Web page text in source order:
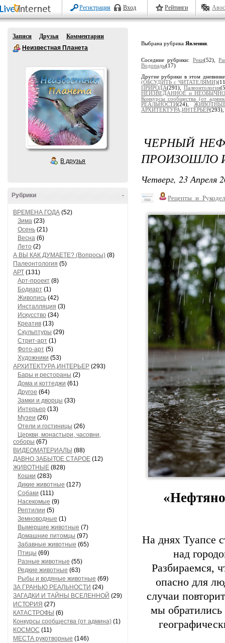
Регистрация Вход Рейтинги
Записи Друзья
Комментарии
Неизвестная Планета
В друзья
-
Рубрики
ВРЕМЕНА ГОДА (52)
Зима (23)
Осень (21)
Весна (6)
Лето (2)
А ВЫ КАК ДУМАЕТЕ? (Вопросы) (8)
Палеонтология (5)
АРТ (131)
Арт-проект (8)
Бодиарт (1)
Живопись (42)
Инсталляция (3)
Искусство (34)
Креатив (13)
Скульптуры (29)
Стрит-арт (1)
Фото-арт (5)
Художники (53)
АРХИТЕКТУРА,ИНТЕРЬЕР (293)
Бары и рестораны (2)
Дома и коттеджи (61)
Другое (64)
Замки и дворцы (33)
Интерьер (13)
Музеи (26)
Отели и гостиницы (26)
Церкви, монастыри, часовни,
соборы (67)
ВИДЕОМАТЕРИАЛЫ (88)
ДАВНО ЗАБЫТОЕ СТАРОЕ (12)
ЖИВОТНЫЕ (828)
Кошки (283)
Дикие животные (127)
Собаки (111)
Насекомые (9)
Рептилии (5)
Земноводные (1)
Вымершие животные (7)
Домашние питомцы (97)
Забавные животные (65)
Птицы (69)
Разные животные (55)
Редкие животные (63)
Рыбы и водяные животные (69)
ЗА ГРАНЬЮ РЕАЛЬНОСТИ (24)
ЗАГАДКИ И ТАЙНЫ ВСЕЛЕННОЙ (29)
ИСТОРИЯ (27)
КАТАСТРОФЫ (6)
Конкурсы сообщества (от админа) (1)
КОСМОС (11)
МЕСТА рукотворные (146)
Выбрана рубрика Явления
Соседние рубрики: Реки(52),
Водопады(17)
Другие рубрики в этом
(ОБСУДИТЬ с ЧИТАТЕЛЯМИ)
ПРИРОДА(291),Палеонтология
НЕИЗВЕДАННОЕ и
Конкурсы сообщества (от
РЕАЛЬНОСТИ(24),
АРХИТЕКТУРА,ИНТЕРЬЕР(293),
ЧЕРНЫЙ
ПРОИЗОШЛО
Четверг, 23 Апреля
На днях Туапсе
над
Разбираемся,
опасно для
случаи
мы